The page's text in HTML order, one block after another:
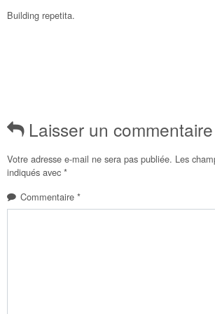
Building repetita.
Laisser un commentaire
Votre adresse e-mail ne sera pas publiée. Les
indiqués avec *
Commentaire *